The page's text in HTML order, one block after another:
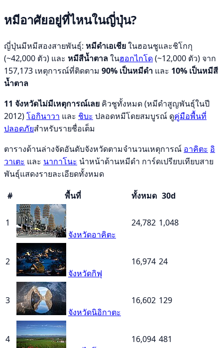
หมีอาศัยอยู่ที่ไหนในญี่ปุ่น?
ญี่ปุ่นมีหมีสองสายพันธุ์: หมีดำเอเชียในฮอนชูและชิโกกุ
(~42,000 ตัว) และ หมีสีน้ำตาลในฮอกไกโด(~12,000 ตัว) จาก
157,173 เหตุการณ์ที่ติดตาม 90% เป็นหมีดำ และ 10% เป็นหมีสี
น้ำตาล
11 จังหวัดไม่มีเหตุการณ์เลย คิวชูทั้งหมด (หมีดำสูญพันธุ์ในปี
2012)โอกินาวา และ ชิบะ ปลอดหมีโดยสมบูรณ์ ดูคู่มือพื้นที่
ปลอดภัยสำหรับรายชื่อเต็ม
ตารางด้านล่างจัดอันดับจังหวัดตามจำนวนเหตุการณ์ อาคิตะ อิ
วาเตะ และ นากาโนะ นำหน้าด้านหมีดำ การ์ดเปรียบเทียบสาย
พันธุ์แสดงรายละเอียดทั้งหมด
#
พื้นที่ ทั้งหมด 30d
1
จังหวัดอาคิตะ
24,782 1,048
2
จังหวัดกิฟุ
16,974 24
3
จังหวัดนิอิกาตะ
16,602 129
4
16,094 481